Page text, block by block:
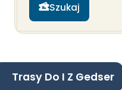
Szukaj
Trasy Do I Z Gedser